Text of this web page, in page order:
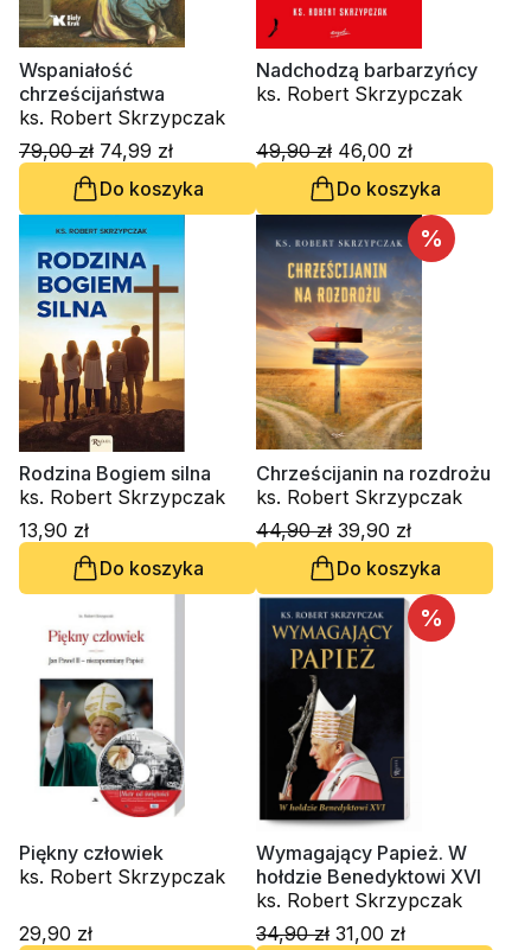
Wspaniałość
chrześcijaństwa
ks. Robert Skrzypczak
79,00 zł 74,99 zł
Do koszyka
Nadchodzą barbarzyńcy
ks. Robert Skrzypczak
49,90 zł 46,00 zł
Do koszyka
Rodzina Bogiem silna
ks. Robert Skrzypczak
13,90 zł
Do koszyka
%
Chrześcijanin na rozdrożu
ks. Robert Skrzypczak
44,90 zł 39,90 zł
Do koszyka
Piękny człowiek
ks. Robert Skrzypczak
29,90 zł
%
Wymagający Papież. W
hołdzie Benedyktowi XVI
ks. Robert Skrzypczak
34,90 zł 31,00 zł